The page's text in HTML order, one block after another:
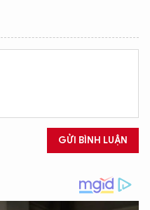
GỬI BÌNH LUẬN